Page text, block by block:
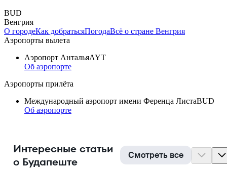
BUD
Венгрия
О городеКак добратьсяПогодаВсё о стране Венгрия
Аэропорты вылета
Аэропорт АнтальяAYT
Об аэропорте
Аэропорты прилёта
Международный аэропорт имени Ференца ЛистаBUD
Об аэропорте
Интересные статьи
о Будапеште
Смотреть все